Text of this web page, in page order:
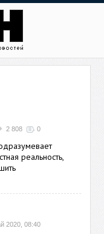
2 808 0
реальность,
2020, 08:40